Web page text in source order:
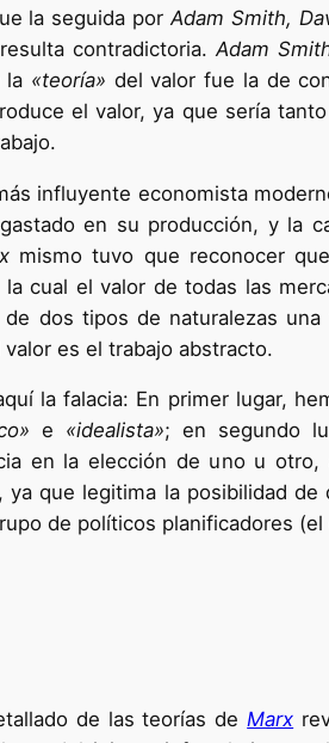
la seguida por Adam Smith,
contradictoria. Adam
la «teoría» del valor fue la de
el valor, ya que sería
influyente economista
en su producción, y la
mismo tuvo que reconocer
cual el valor de todas las
dos tipos de naturalezas una
es el trabajo abstracto.
la falacia: En primer lugar,
e «idealista»; en segundo
en la elección de uno u
ya que legitima la posibilidad
de políticos planificadores
de las teorías de Marx